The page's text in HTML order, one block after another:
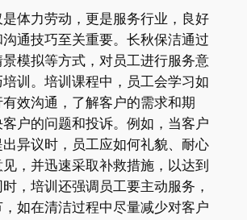
体力劳动，更是服务行业，良好
通技巧至关重要。长秋保洁通过
模拟等方式，对员工进行服务意
训。培训课程中，员工会学习如
效沟通，了解客户的需求和期
户的问题和投诉。例如，当客户
异议时，员工应如何礼貌、耐心
，并迅速采取补救措施，以达到
，培训还强调员工要主动服务，
如在清洁过程中尽量减少对客户